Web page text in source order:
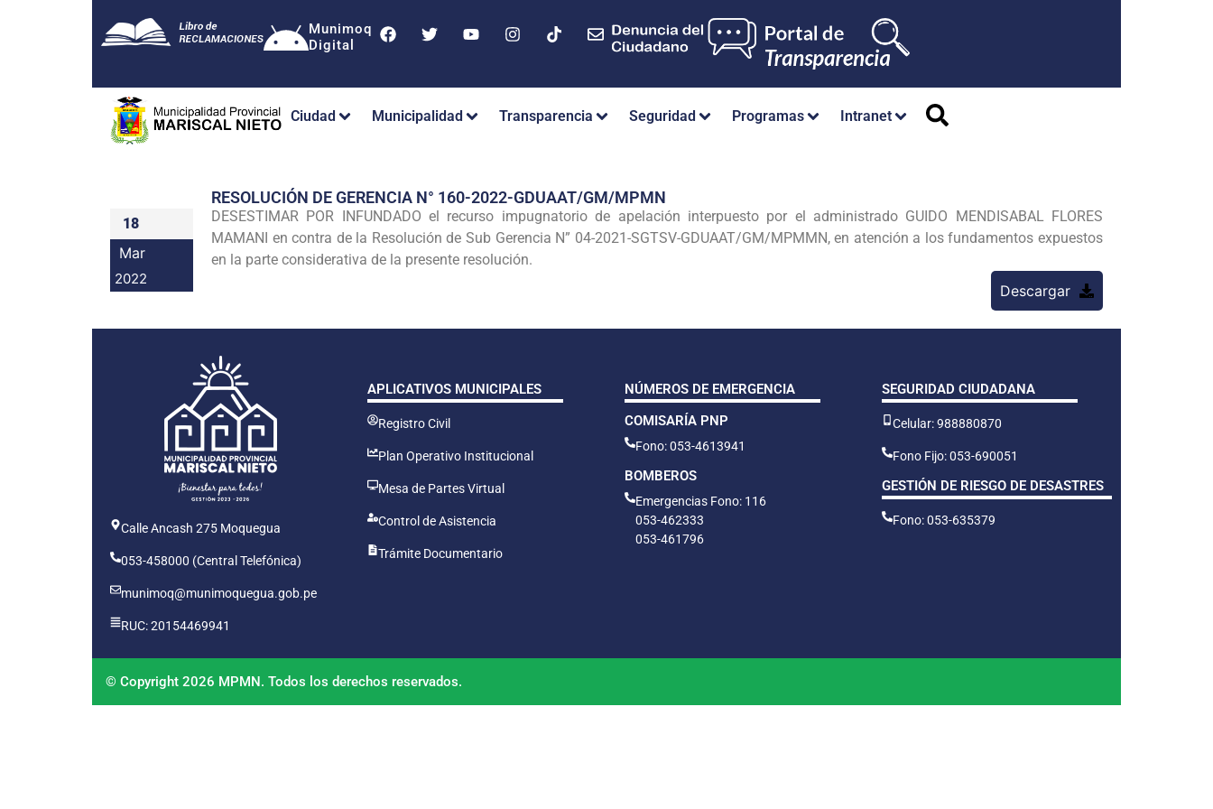
Munimoq
Digital
Ciudad Municipalidad Transparencia Seguridad Programas Intranet
18
Mar
2022
RESOLUCIÓN DE GERENCIA N° 160-2022-GDUAAT/GM/MPMN
DESESTIMAR POR INFUNDADO el recurso impugnatorio de apelación interpuesto por el administrado GUIDO MENDISABAL FLORES
MAMANI en contra de la Resolución de Sub Gerencia N” 04-2021-SGTSV-GDUAAT/GM/MPMMN, en atención a los fundamentos expuestos
en la parte considerativa de la presente resolución.
Descargar
Calle Ancash 275 Moquegua
053-458000 (Central Telefónica)
munimoq@munimoquegua.gob.pe
RUC: 20154469941
APLICATIVOS MUNICIPALES
Registro Civil
Plan Operativo Institucional
Mesa de Partes Virtual
Control de Asistencia
Trámite Documentario
NÚMEROS DE EMERGENCIA
COMISARÍA PNP
Fono: 053-4613941
BOMBEROS
Emergencias Fono: 116
053-462333
053-461796
SEGURIDAD CIUDADANA
Celular: 988880870
Fono Fijo: 053-690051
GESTIÓN DE RIESGO DE DESASTRES
Fono: 053-635379
© Copyright 2026 MPMN. Todos los derechos reservados.